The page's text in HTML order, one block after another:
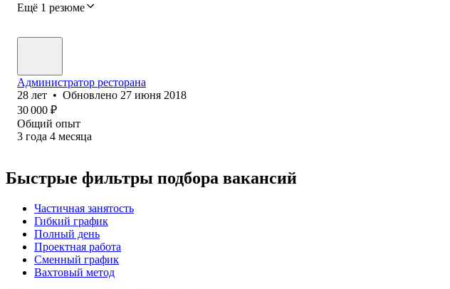
Ещё 1 резюме
Администратор ресторана
28 лет • Обновлено 27 июня 2018
30 000 ₽
Общий опыт
3 года 4 месяца
Быстрые фильтры подбора вакансий
Частичная занятость
Гибкий график
Полный день
Проектная работа
Сменный график
Вахтовый метод